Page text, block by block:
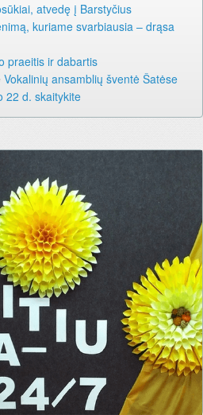
atvedę į Barstyčius
kuriame svarbiausia – drąsa
praeitis ir dabartis
Vokalinių ansamblių šventė Šatėse
22 d. skaitykite